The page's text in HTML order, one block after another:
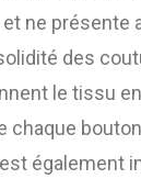
ne présente
des
le tissu
chaque
également